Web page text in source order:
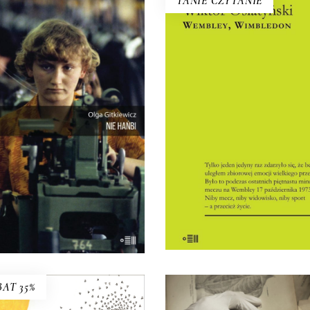
E-BOOK DO
KOSZYKA
NIE HAŃBI
obraz polskiego
pracy – historycznie i dziś.
ten rynek się zmienił
czasu, kiedy chałupnicy
z domowych warsztatów
fabrycznych hal? I co to
nie pracować w świecie,
ponoć nie pracuje tylko
ten, kto nie chce?
33.00 16.50zł
E-BOOK DO
WEMBLEY,
35.00zł 8.00zł
KSIĄŻKA DO
KOSZYKA
35%
Z
BENIAMINEM